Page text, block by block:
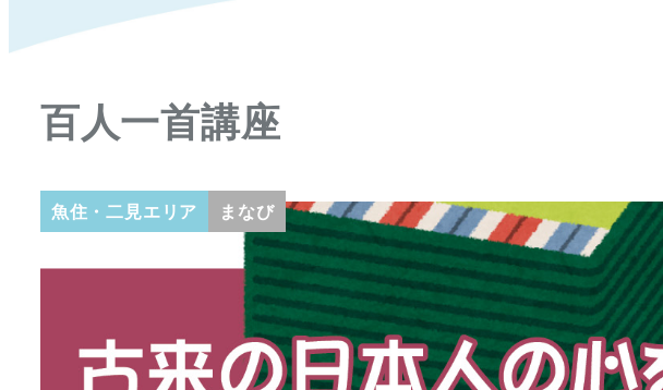
へ
百人一首講座
魚住・二見エリア まなび